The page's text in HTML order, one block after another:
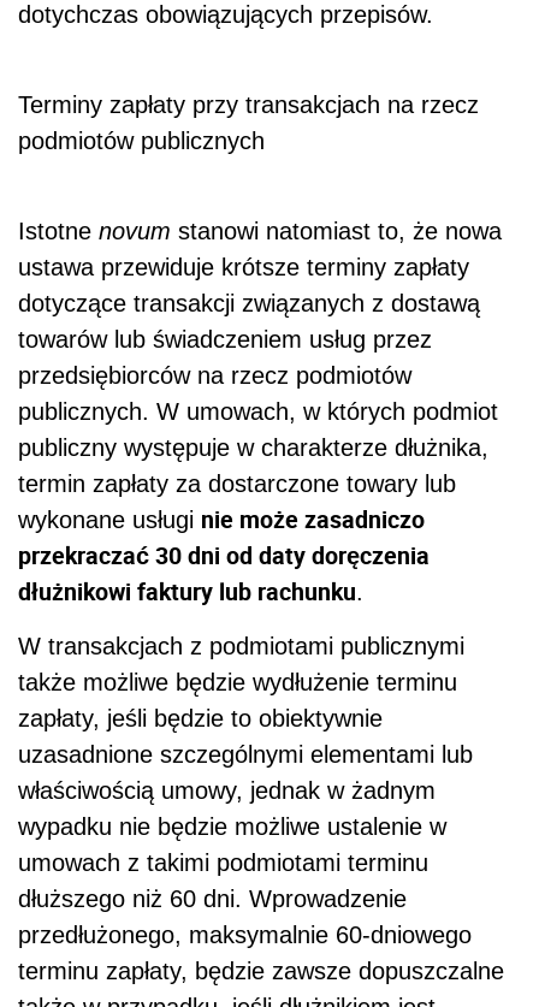
dotychczas obowiązujących przepisów.
Terminy zapłaty przy transakcjach na rzecz
podmiotów publicznych
Istotne novum stanowi natomiast to, że nowa
ustawa przewiduje krótsze terminy zapłaty
dotyczące transakcji związanych z dostawą
towarów lub świadczeniem usług przez
przedsiębiorców na rzecz podmiotów
publicznych. W umowach, w których podmiot
publiczny występuje w charakterze dłużnika,
termin zapłaty za dostarczone towary lub
wykonane usługi nie może zasadniczo
przekraczać 30 dni od daty doręczenia
dłużnikowi faktury lub rachunku.
W transakcjach z podmiotami publicznymi
także możliwe będzie wydłużenie terminu
zapłaty, jeśli będzie to obiektywnie
uzasadnione szczególnymi elementami lub
właściwością umowy, jednak w żadnym
wypadku nie będzie możliwe ustalenie w
umowach z takimi podmiotami terminu
dłuższego niż 60 dni. Wprowadzenie
przedłużonego, maksymalnie 60-dniowego
terminu zapłaty, będzie zawsze dopuszczalne